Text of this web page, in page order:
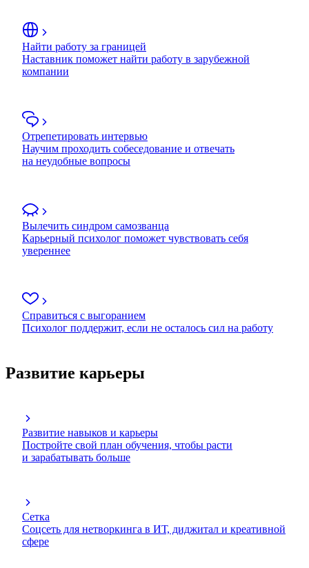
Найти работу за границей
Наставник поможет найти работу в зарубежной
компании
Отрепетировать интервью
Научим проходить собеседование и отвечать
на неудобные вопросы
Вылечить синдром самозванца
Карьерный психолог поможет чувствовать себя
увереннее
Справиться с выгоранием
Психолог поддержит, если не осталось сил на работу
Развитие карьеры
Развитие навыков и карьеры
Постройте свой план обучения, чтобы расти
и зарабатывать больше
Сетка
Соцсеть для нетворкинга в ИТ, диджитал и креативной
сфере